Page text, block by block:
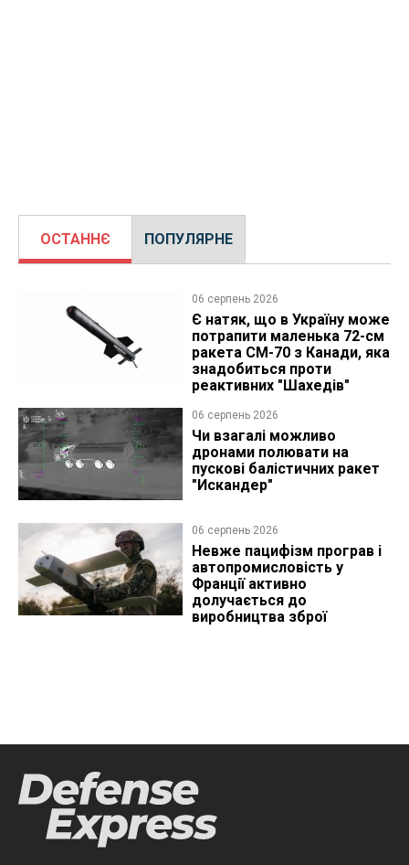
ОСТАННЄ ПОПУЛЯРНЕ
06 серпень 2026
Є натяк, що в Україну може
потрапити маленька 72-см
ракета CM-70 з Канади, яка
знадобиться проти
реактивних "Шахедів"
06 серпень 2026
Чи взагалі можливо
дронами полювати на
пускові балістичних ракет
"Искандер"
06 серпень 2026
Невже пацифізм програв і
автопромисловість у
Франції активно
долучається до
виробництва зброї